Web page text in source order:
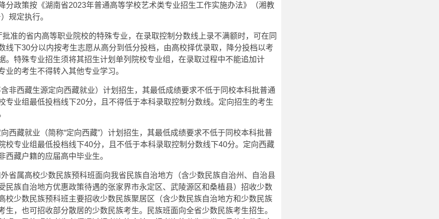
分政策按《湖南省2023年普通高等学校艺术类专业招生工作实施办法》（湘教
规定执行。
准的省内高等职业院校的特殊专业，在录取控制分数线上录不满额时，可在同
线下30分以内按考生志愿从高分到低分投档，由高校择优录取，降分投档以考
。特殊专业招生须将其招生计划单列院校专业组，在录取过程中不能追加计
业的考生不得转入其他专业学习。
非西藏生源定向西藏就业）计划招生，其最低成绩要求不低于同校本科批普通
专业组最低投档线下20分，且不得低于本科录取控制分数线。定向招生的考生
西藏就业（简称“定向西藏”）计划招生，其最低成绩要求不低于同校本科批普
校专业组最低投档线下40分，且不低于本科录取控制分数线下40分。定向西藏
西藏户籍的应届高中毕业生。
省属高校少数民族预科班面向我省民族自治地方（含少数民族自治州、自治县
民族自治地方优惠政策待遇的张家界市永定区、武陵源区和桑植县）招收少数
校少数民族预科班主要招收少数民族聚居区（含少数民族自治地方和少数民族
生，也可招收部分散居的少数民族考生。民族班面向全省少数民族考生招生。